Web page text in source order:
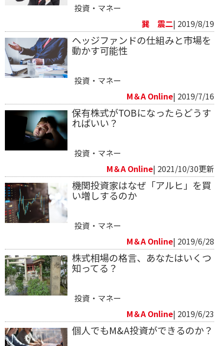
投資・マネー
巽 震二| 2019/8/19
ヘッジファンドの仕組みと市場を
動かす可能性
投資・マネー
M＆A Online| 2019/7/16
保有株式がTOBになったらどうす
ればいい？
投資・マネー
M＆A Online| 2021/10/30更新
機関投資家はなぜ「アルヒ」を買
い増しするのか
投資・マネー
M＆A Online| 2019/6/28
株式相場の格言、あなたはいくつ
知ってる？
投資・マネー
M＆A Online| 2019/6/23
個人でもM&A投資ができるのか？